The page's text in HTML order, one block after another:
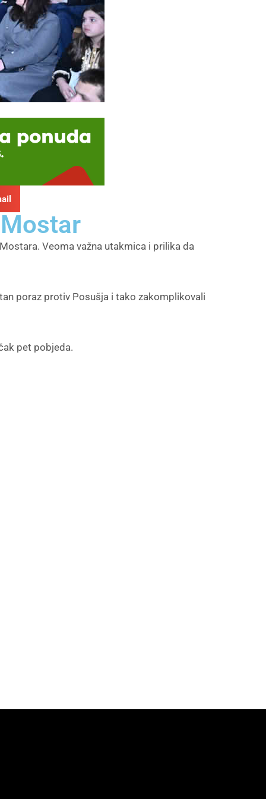
Veoma važna utakmica i prilika da
poraz protiv Posušja i tako zakomplikovali
pet pobjeda.